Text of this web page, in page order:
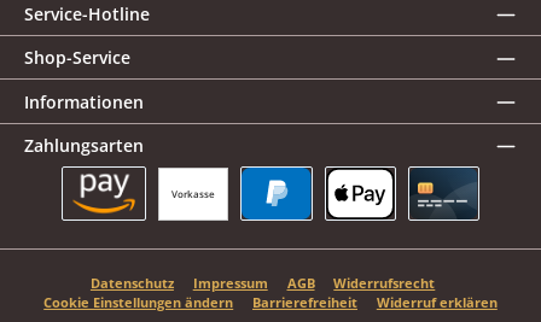
Service-Hotline
Shop-Service
Informationen
Zahlungsarten
Vorkasse
Datenschutz Impressum AGB
Widerrufsrecht
Cookie Einstellungen ändern
Barrierefreiheit Widerruf erklären